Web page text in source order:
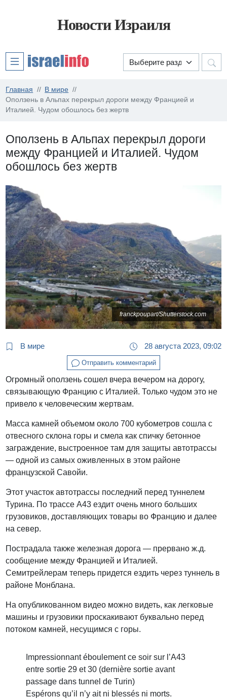
Новости Израиля
Главная
В мире
Оползень в Альпах перекрыл дороги между Францией и
Италией. Чудом обошлось без жертв
Оползень в Альпах перекрыл дороги
между Францией и Италией. Чудом
обошлось без жертв
franckpoupart/Shutterstock.com
В мире 28 августа 2023, 09:02
Отправить комментарий
Огромный оползень сошел вчера вечером на дорогу,
связывающую Францию с Италией. Только чудом это не
привело к человеческим жертвам.
Масса камней объемом около 700 кубометров сошла с
отвесного склона горы и смела как спичку бетонное
заграждение, выстроенное там для защиты автотрассы
— одной из самых оживленных в этом районе
французской Савойи.
Этот участок автотрассы последний перед туннелем
Турина. По трассе А43 ездит очень много больших
грузовиков, доставляющих товары во Францию и далее
на север.
Пострадала также железная дорога — прервано ж.д.
сообщение между Францией и Италией.
Семитрейлерам теперь придется ездить через туннель в
районе Монблана.
На опубликованном видео можно видеть, как легковые
машины и грузовики проскакивают буквально перед
потоком камней, несущимся с горы.
Impressionnant éboulement ce soir sur l’A43
entre sortie 29 et 30 (dernière sortie avant
passage dans tunnel de Turin)
Espérons qu’il n’y ait ni blessés ni morts.